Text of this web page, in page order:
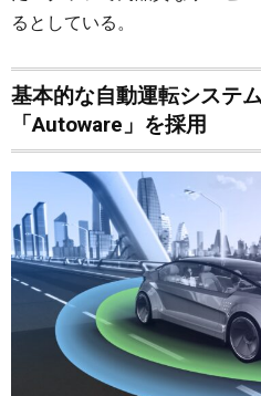
るとしている。
基本的な自動運転システ
「Autoware」を採用